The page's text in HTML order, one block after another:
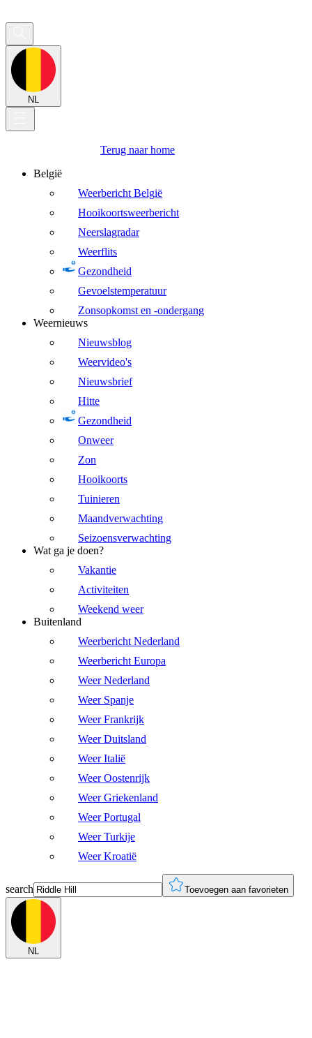
NL
Terug naar home
België
Weerbericht België
Hooikoortsweerbericht
Neerslagradar
Weerflits
Gezondheid
Gevoelstemperatuur
Zonsopkomst en -ondergang
Weernieuws
Nieuwsblog
Weervideo's
Nieuwsbrief
Hitte
Gezondheid
Onweer
Zon
Hooikoorts
Tuinieren
Maandverwachting
Seizoensverwachting
Wat ga je doen?
Vakantie
Activiteiten
Weekend weer
Buitenland
Weerbericht Nederland
Weerbericht Europa
Weer Nederland
Weer Spanje
Weer Frankrijk
Weer Duitsland
Weer Italië
Weer Oostenrijk
Weer Griekenland
Weer Portugal
Weer Turkije
Weer Kroatië
search Toevoegen aan favorieten
NL